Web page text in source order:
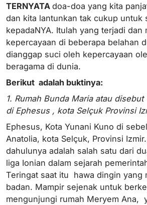
TERNYATA doa-doa yang kita
dan kita lantunkan tak cukup untuk
kepadaNYA. Itulah yang terjadi dan
kepercayaan di beberapa belahan
dianggap suci oleh kepercayaan
beragama di dunia.
Berikut adalah buktinya:
1. Rumah Bunda Maria atau disebut
di Ephesus , kota Selçuk Provinsi
Ephesus, Kota Yunani Kuno di
Anatolia, kota Selçuk, Provinsi
dahulunya adalah salah satu dari
liga Ionian dalam sejarah
Teringat saat itu hawa dingin yang
badan. Mampir sejenak untuk
mengunjungi rumah Meryem Ana,